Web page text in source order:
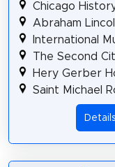
Chicago
Abraham
International
The Second
Hery Gerber
Saint Michael